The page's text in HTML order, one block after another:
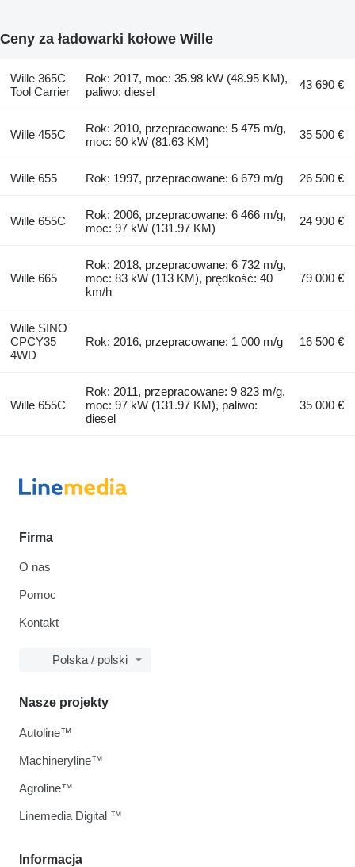
Ceny za ładowarki kołowe Wille
Wille 365C
Tool Carrier
Rok: 2017, moc: 35.98 kW (48.95 KM),
paliwo: diesel
43 690 €
Wille 455C
Rok: 2010, przepracowane: 5 475 m/g,
moc: 60 kW (81.63 KM)
35 500 €
Wille 655 Rok: 1997, przepracowane: 6 679 m/g 26 500 €
Wille 655C
Rok: 2006, przepracowane: 6 466 m/g,
moc: 97 kW (131.97 KM)
24 900 €
Wille 665
Rok: 2018, przepracowane: 6 732 m/g,
moc: 83 kW (113 KM), prędkość: 40
km/h
79 000 €
Wille SINO
CPCY35
4WD
Rok: 2016, przepracowane: 1 000 m/g 16 500 €
Wille 655C
Rok: 2011, przepracowane: 9 823 m/g,
moc: 97 kW (131.97 KM), paliwo:
diesel
35 000 €
Firma
O nas
Pomoc
Kontakt
Polska / polski
Informacja
Nasze projekty
Autoline™
Machineryline™
Agroline™
Linemedia Digital ™